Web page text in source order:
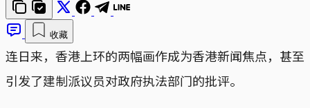
收藏
连日来，香港上环的两幅画作成为香港新闻焦点，甚至
引发了建制派议员对政府执法部门的批评。